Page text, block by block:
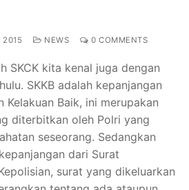
2015 NEWS 0 COMMENTS
SKCK kita kenal juga dengan
SKKB adalah kepanjangan
Kelakuan Baik, ini merupakan
diterbitkan oleh Polri yang
seseorang. Sedangkan
dari Surat
surat yang dikeluarkan